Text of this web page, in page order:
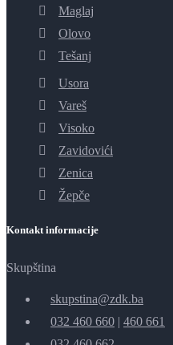
Maglaj
Olovo
Tešanj
Usora
Vareš
Visoko
Zavidovići
Zenica
Žepče
Kontakt informacije
Skupština
skupstina@zdk.ba
032 460 660 | 460 661